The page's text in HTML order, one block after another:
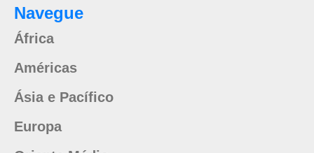
Navegue
África
Américas
Ásia e Pacífico
Europa